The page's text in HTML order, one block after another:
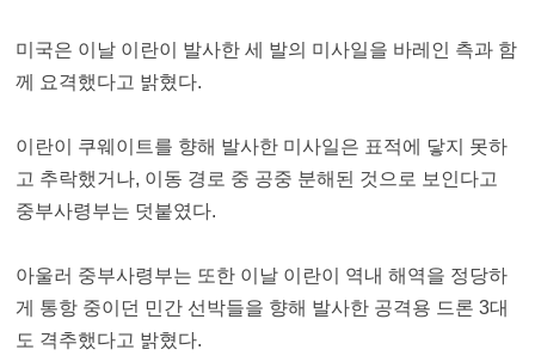
미국은 이날 이란이 발사한 세 발의 미사일을 바레인 측과 함
께 요격했다고 밝혔다.
이란이 쿠웨이트를 향해 발사한 미사일은 표적에 닿지 못하
고 추락했거나, 이동 경로 중 공중 분해된 것으로 보인다고
중부사령부는 덧붙였다.
아울러 중부사령부는 또한 이날 이란이 역내 해역을 정당하
게 통항 중이던 민간 선박들을 향해 발사한 공격용 드론 3대
도 격추했다고 밝혔다.